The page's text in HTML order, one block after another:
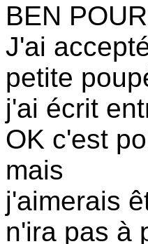
BEN
J'ai
petite
j'ai écrit
OK c'est
mais
j'aimerais
n'ira pas à